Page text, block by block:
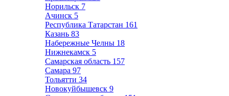
Норильск 7
Ачинск 5
Республика Татарстан 161
Казань 83
Набережные Челны 18
Нижнекамск 5
Самарская область 157
Самара 97
Тольятти 34
Новокуйбышевск 9